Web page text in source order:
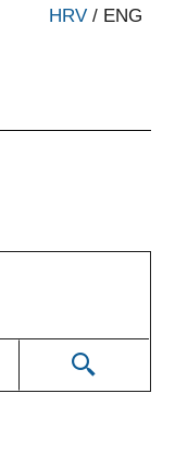
HRV / ENG